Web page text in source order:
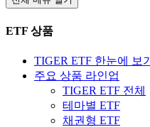
ETF 상품
TIGER ETF 한눈에 보기
주요 상품 라인업
TIGER ETF 전체
테마별 ETF
채권형 ETF